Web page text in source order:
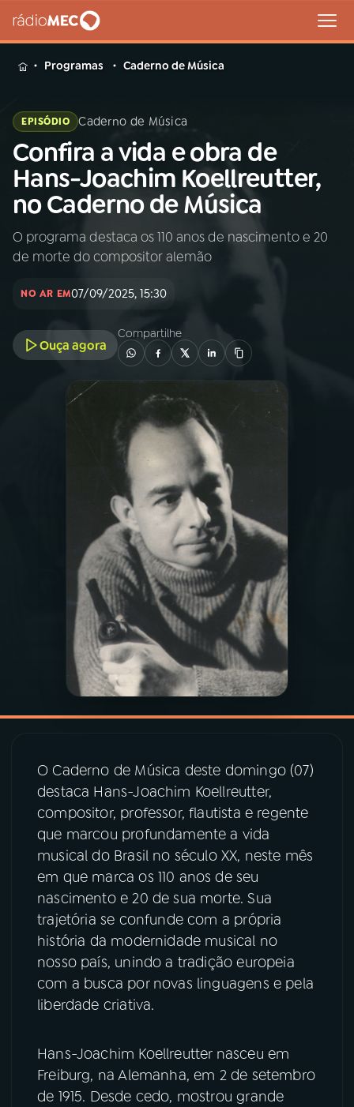
MENU
Buscar
na
Rádio
MEC
Buscar
Início AO VIVO
INÍCIO
A RÁDIO
PROGRAMAÇÃO
PROGRAMAS
PODCASTS
VIDEOCASTS
ÚLTIMAS
PRÊMIO RÁDIO MEC
TikTok
Programas Caderno de Música
EPISÓDIO Caderno de Música
Confira a vida e obra de
Hans-Joachim Koellreutter,
no Caderno de Música
O programa destaca os 110 anos de nascimento e 20
de morte do compositor alemão
NO AR EM07/09/2025, 15:30
Ouça agora
Compartilhe
O Caderno de Música deste domingo (07)
destaca Hans-Joachim Koellreutter,
compositor, professor, flautista e regente
que marcou profundamente a vida
musical do Brasil no século XX, neste mês
em que marca os 110 anos de seu
nascimento e 20 de sua morte. Sua
trajetória se confunde com a própria
história da modernidade musical no
nosso país, unindo a tradição europeia
com a busca por novas linguagens e pela
liberdade criativa.
Hans-Joachim Koellreutter nasceu em
Freiburg, na Alemanha, em 2 de setembro
de 1915. Desde cedo, mostrou grande